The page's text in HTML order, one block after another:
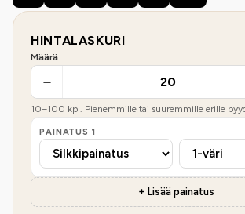
HINTALASKURI
Määrä
10–100 kpl. Pienemmille tai suuremmille erille
PAINATUS 1
+ Lisää painatus